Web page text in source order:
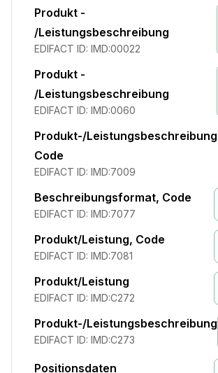
Produkt -
/Leistungsbeschreibung
EDIFACT ID: IMD:00022
Produkt -
/Leistungsbeschreibung
EDIFACT ID: IMD:0060
Produkt-/
Code
EDIFACT ID: IMD:7009
Beschreibungsformat, Code
EDIFACT ID: IMD:7077
Produkt/Leistung, Code
EDIFACT ID: IMD:7081
Produkt/Leistung
EDIFACT ID: IMD:C272
Produkt-/Leistungsbeschreibung
EDIFACT ID: IMD:C273
Positionsdaten